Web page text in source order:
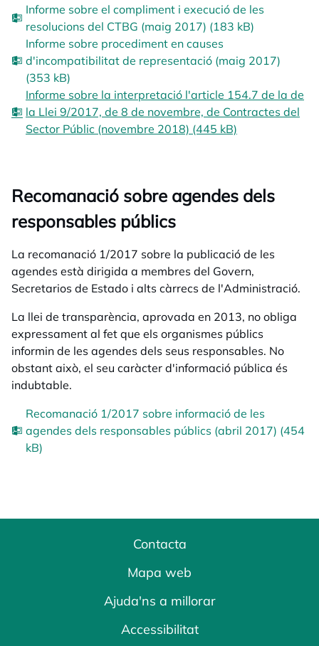
Informe sobre el compliment i execució de les
resolucions del CTBG (maig 2017) (183 kB)
Informe sobre procediment en causes
d'incompatibilitat de representació (maig 2017)
(353 kB)
Informe sobre la interpretació l'article 154.7 de la de
la Llei 9/2017, de 8 de novembre, de Contractes del
Sector Públic (novembre 2018) (445 kB)
Recomanació sobre agendes dels
responsables públics
La recomanació 1/2017 sobre la publicació de les
agendes està dirigida a membres del Govern,
Secretarios de Estado i alts càrrecs de l'Administració.
La llei de transparència, aprovada en 2013, no obliga
expressament al fet que els organismes públics
informin de les agendes dels seus responsables. No
obstant això, el seu caràcter d'informació pública és
indubtable.
Recomanació 1/2017 sobre informació de les
agendes dels responsables públics (abril 2017) (454
kB)
Contacta
Mapa web
Ajuda'ns a millorar
Accessibilitat